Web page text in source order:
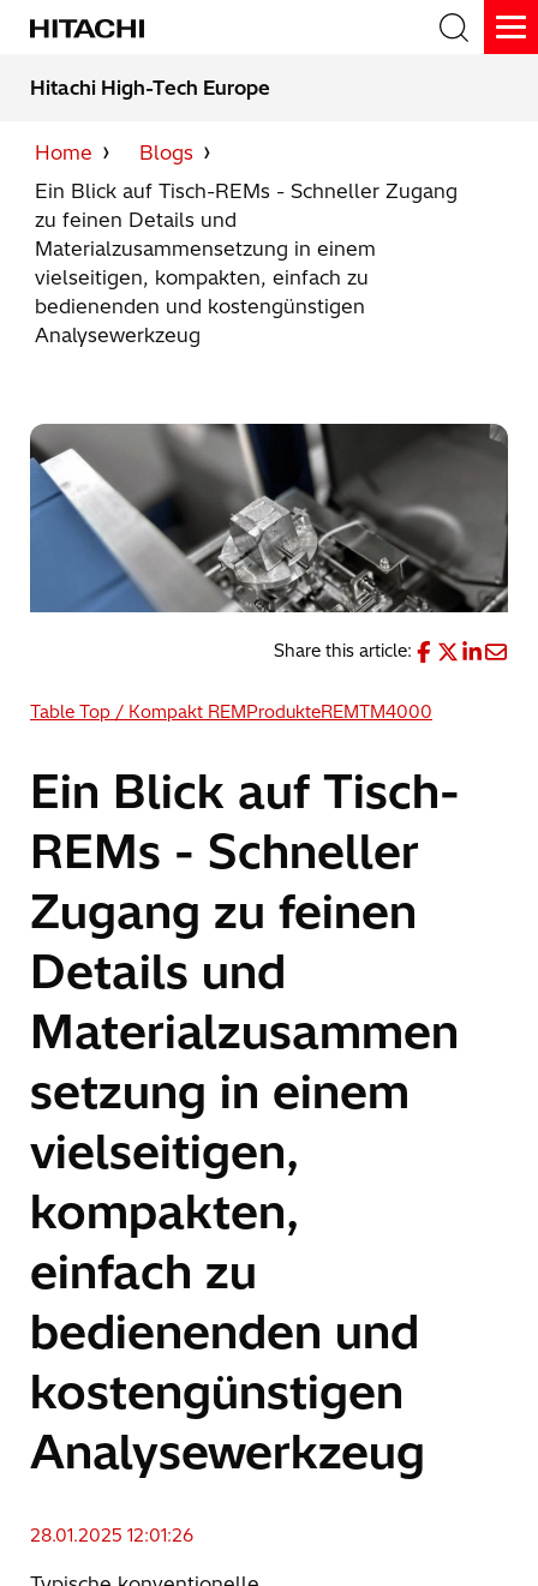
main
content.
Hitachi High-Tech Europe
Home
Blogs
Ein Blick auf Tisch-REMs - Schneller Zugang
zu feinen Details und
Materialzusammensetzung in einem
vielseitigen, kompakten, einfach zu
bedienenden und kostengünstigen
Analysewerkzeug
Share this article:
Table Top / Kompakt REMProdukteREMTM4000
Ein Blick auf Tisch-
REMs - Schneller
Zugang zu feinen
Details und
Materialzusammen
setzung in einem
vielseitigen,
kompakten,
einfach zu
bedienenden und
kostengünstigen
Analysewerkzeug
28.01.2025 12:01:26